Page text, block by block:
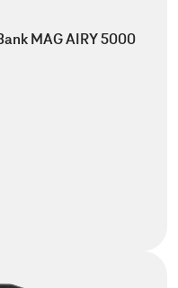
MAG AIRY 5000